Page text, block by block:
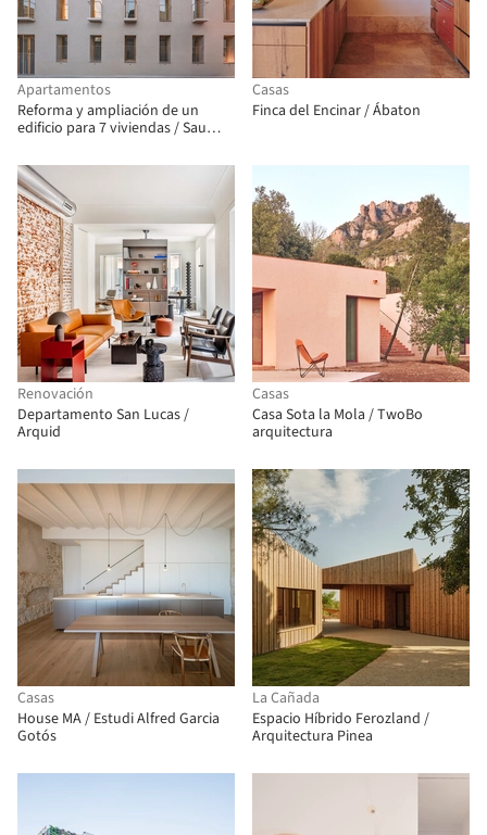
Apartamentos
Reforma y ampliación de un
edificio para 7 viviendas / Sau
Casas
Finca del Encinar / Ábaton
Renovación
Departamento San Lucas /
Arquid
Casas
Casa Sota la Mola / TwoBo
arquitectura
Casas
House MA / Estudi Alfred Garcia
Gotós
La Cañada
Espacio Híbrido Ferozland /
Arquitectura Pinea